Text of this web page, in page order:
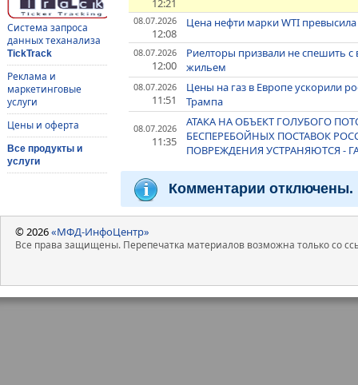
Система запроса
данных теханализа
TickTrack
Реклама и
маркетинговые
услуги
Цены и оферта
Все продукты и
услуги
12:21
08.07.2026
12:08
Цена нефти марки WTI
08.07.2026
12:00
Риелторы призвали не спешить
жильем
08.07.2026
11:51
Цены на газ в Европе ускорили
Трампа
08.07.2026
11:35
АТАКА НА ОБЪЕКТ ГОЛУБОГО
БЕСПЕРЕБОЙНЫХ ПОСТАВОК
ПОВРЕЖДЕНИЯ УСТРАНЯЮТСЯ -
Комментарии отключены.
© 2026«МФД-ИнфоЦентр»
Все права защищены. Перепечатка материалов возможна только со